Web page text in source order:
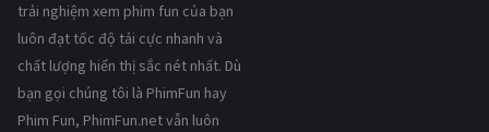
trải nghiệm xem phim fun của bạn
luôn đạt tốc độ tải cực nhanh và
chất lượng hiển thị sắc nét nhất. Dù
bạn gọi chúng tôi là PhimFun hay
Phim Fun, PhimFun.net vẫn luôn